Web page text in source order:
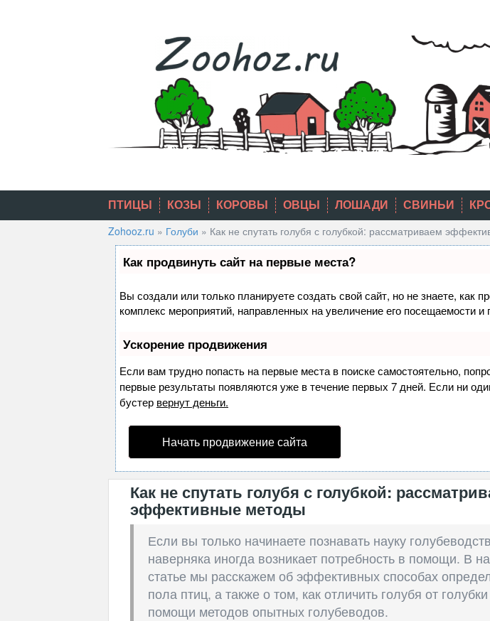
ПТИЦЫ КОЗЫ КОРОВЫ ОВЦЫ ЛОШАДИ СВИНЬИ
Zohooz.ru » Голуби » Как не спутать голубя с голубкой: рассматриваем
Как продвинуть сайт на первые места?
Вы создали или только планируете создать свой сайт, но не знаете, как
комплекс мероприятий, направленных на увеличение его посещаемости
Ускорение продвижения
Если вам трудно попасть на первые места в поиске самостоятельно,
первые результаты появляются уже в течение первых 7 дней. Если ни
бустер вернут деньги.
Начать продвижение сайта
Как не спутать голубя с голубкой:
эффективные методы
Если вы только начинаете познавать науку
наверняка иногда возникает потребность в помощи. В
статье мы расскажем об эффективных способах
пола птиц, а также о том, как отличить голубя от
помощи методов опытных голубеводов.